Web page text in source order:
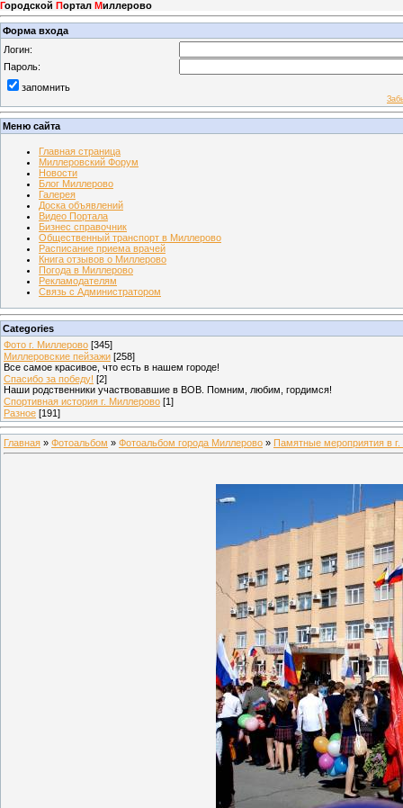
Городской Портал Миллерово
Форма входа
Логин:
Пароль:
запомнить
Меню сайта
Главная страница
Миллеровский Форум
Новости
Блог Миллерово
Галерея
Доска объявлений
Видео Портала
Бизнес справочник
Общественный транспорт в Миллерово
Расписание приема врачей
Книга отзывов о Миллерово
Погода в Миллерово
Рекламодателям
Связь с Администратором
Categories
Фото г. Миллерово [345]
Миллеровские пейзажи [258]
Все самое красивое, что есть в нашем городе!
Спасибо за победу! [2]
Наши родственники участвовавшие в ВОВ. Помним, любим, гордимся!
Спортивная история г. Миллерово [1]
Разное [191]
Главная » Фотоальбом » Фотоальбом города Миллерово » Памятные мероприятия в